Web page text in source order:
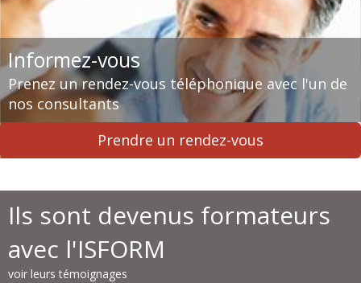
Informez-vous
Prenez un rendez-vous téléphonique avec l'un de
nos consultants
Prendre un rendez-vous
Ils sont devenus formateurs
avec l'ISFORM
voir leurs témoignages